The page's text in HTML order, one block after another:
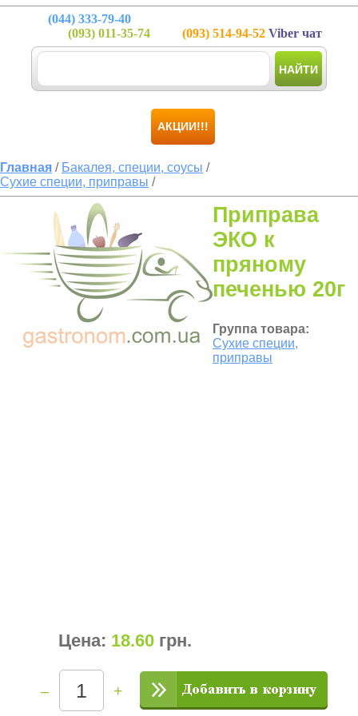
(044) 333-79-40
(093) 011-35-74 (093) 514-94-52 Viber чат
НАЙТИ
АКЦИИ!!!
Главная / Бакалея, специи, соусы /
Сухие специи, приправы /
Приправа
ЭКО к
пряному
печенью 20г
Группа товара:
Сухие специи,
приправы
Цена: 18.60 грн.
– +